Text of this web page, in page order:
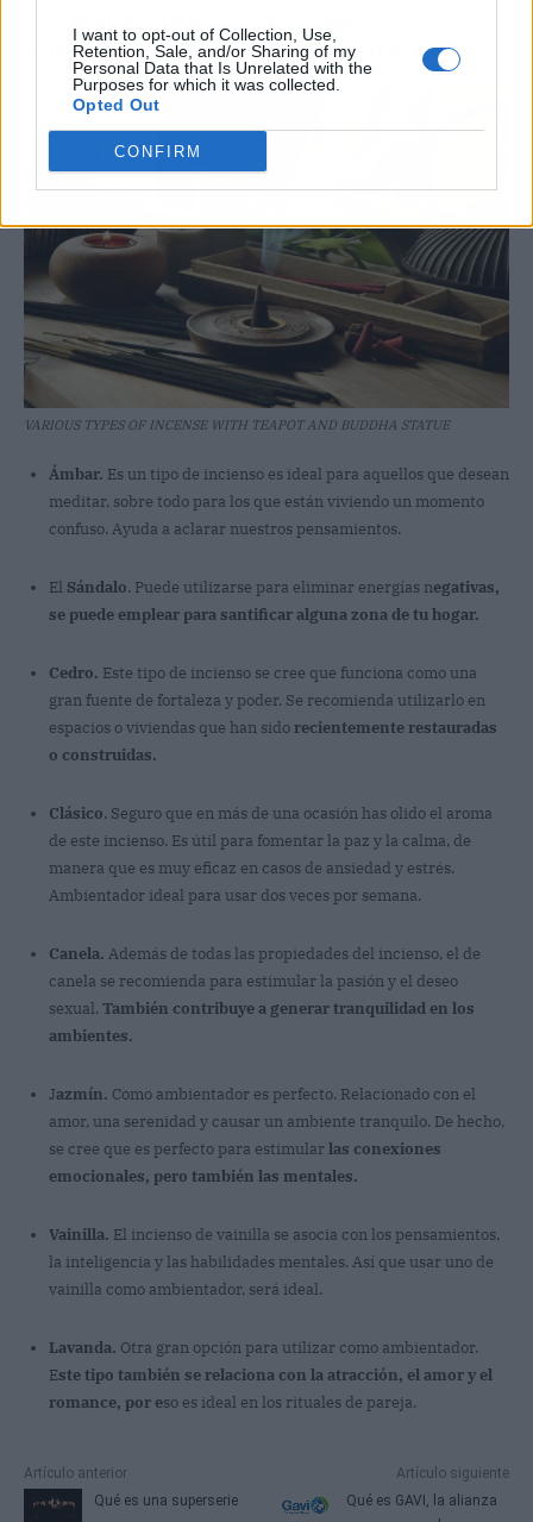
I want to opt-out of Collection, Use,
Retention, Sale, and/or Sharing of my
Personal Data that Is Unrelated with the
Purposes for which it was collected.
Opted Out
CONFIRM
Si deseas tener un buen
ambientador te recomendamos:
VARIOUS TYPES OF INCENSE WITH TEAPOT AND BUDDHA STATUE
Ámbar. Es un tipo de incienso es ideal para aquellos que desean
meditar, sobre todo para los que están viviendo un momento
confuso. Ayuda a aclarar nuestros pensamientos.
El Sándalo. Puede utilizarse para eliminar energías negativas,
se puede emplear para santificar alguna zona de tu hogar.
Cedro. Este tipo de incienso se cree que funciona como una
gran fuente de fortaleza y poder. Se recomienda utilizarlo en
espacios o viviendas que han sidorecientemente restauradas
o construidas.
Clásico. Seguro que en más de una ocasión has olido el aroma
de este incienso. Es útil para fomentar la paz y la calma, de
manera que es muy eficaz en casos de ansiedad y estrés.
Ambientador ideal para usar dos veces por semana.
Canela. Además de todas las propiedades del incienso, el de
canela se recomienda para estimular la pasión y el deseo
sexual. También contribuye a generar tranquilidad en los
ambientes.
Jazmín. Como ambientador es perfecto. Relacionado con el
amor, una serenidad y causar un ambiente tranquilo. De hecho,
se cree que es perfecto para estimular las conexiones
emocionales, pero también las mentales.
Vainilla. El incienso de vainilla se asocia con los pensamientos,
la inteligencia y las habilidades mentales. Así que usar uno de
vainilla como ambientador, será ideal.
Lavanda. Otra gran opción para utilizar como ambientador.
Este tipo también se relaciona con la atracción, el amor y el
romance, por eso es ideal en los rituales de pareja.
Artículo anterior
Qué es una superserie
Artículo siguiente
Qué es GAVI, la alianza